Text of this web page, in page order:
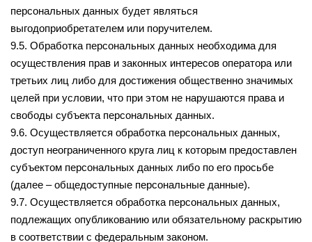
персональных данных будет являться
выгодоприобретателем или поручителем.
9.5. Обработка персональных данных необходима для
осуществления прав и законных интересов оператора или
третьих лиц либо для достижения общественно значимых
целей при условии, что при этом не нарушаются права и
свободы субъекта персональных данных.
9.6. Осуществляется обработка персональных данных,
доступ неограниченного круга лиц к которым предоставлен
субъектом персональных данных либо по его просьбе
(далее – общедоступные персональные данные).
9.7. Осуществляется обработка персональных данных,
подлежащих опубликованию или обязательному раскрытию
в соответствии с федеральным законом.